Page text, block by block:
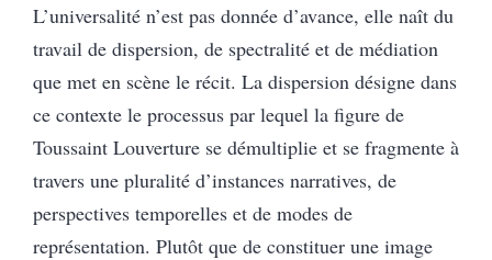
L’universalité n’est pas donnée d’avance, elle naît du
travail de dispersion, de spectralité et de médiation
que met en scène le récit. La dispersion désigne dans
ce contexte le processus par lequel la figure de
Toussaint Louverture se démultiplie et se fragmente à
travers une pluralité d’instances narratives, de
perspectives temporelles et de modes de
représentation. Plutôt que de constituer une image